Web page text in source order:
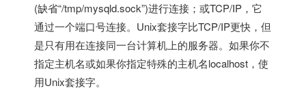
(缺省“/tmp/mysqld.sock”)进行连接；或TCP/IP，它
通过一个端口号连接。Unix套接字比TCP/IP更快，但
是只有用在连接同一台计算机上的服务器。如果你不
指定主机名或如果你指定特殊的主机名localhost，使
用Unix套接字。